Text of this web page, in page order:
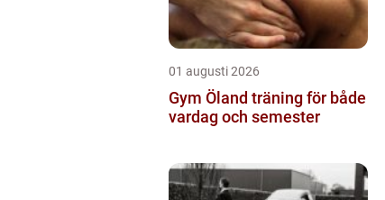
01 augusti 2026
Gym Öland träning för både
vardag och semester